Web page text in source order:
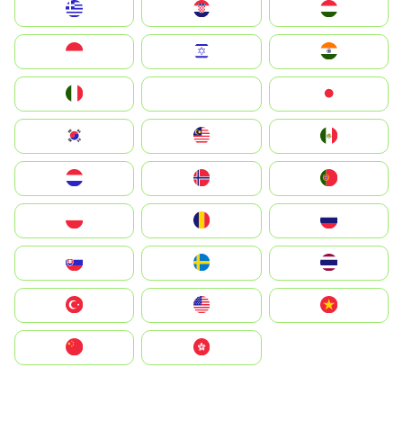
Magyarország
South Korea
United States
中國香港特別行政區